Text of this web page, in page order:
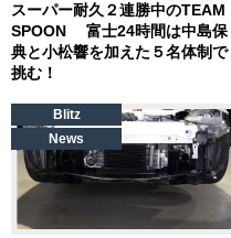
スーパー耐久２連勝中のTEAM
SPOON 富士24時間は中島保
典と小松響を加えた５名体制で
挑む！
Blitz
News